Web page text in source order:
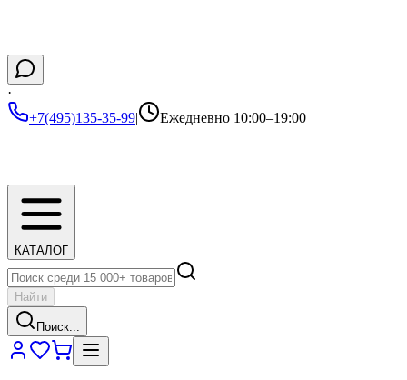
·
+7(495)135-35-99| Ежедневно 10:00–19:00
КАТАЛОГ
Найти
Поиск...